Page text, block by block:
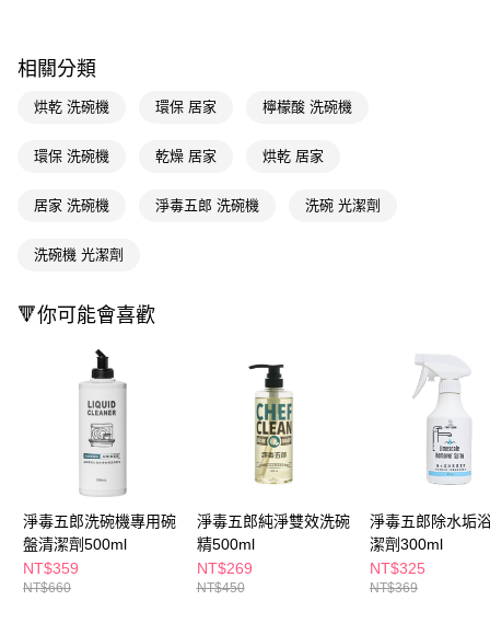
２．便利：只要手機號碼，簡訊認證，即可結帳。
１．於結帳方式選擇「AFTEE先享後付」後，將跳轉至「AFTEE先享後付」
３．收到繳費通知簡訊後14天內，點擊此簡訊中的連結，可透過四大超商／
※ 請注意：結帳手續完成當下不需立刻繳費，但若您需要取消訂單，請聯絡
※ 交易是否成功請以「AFTEE先享後付 」之結帳頁面顯示為準，若有關於
是否繳費成功／繳費後需取消欲退款等相關疑問，請聯繫「AFTEE先享後付
客戶支援中心」
【注意事項】
１．透過由恩沛科技股份有限公司提供之「AFTEE先享後付」服務完成之交
易，需依本服務之必要範圍內提供個人資料，並將交易相關給付款項請求債
權轉讓予恩沛科技股份有限公司。
２．關於個人資料處理事宜，請瀏覽以下網址：
https://aftee.tw/terms/#terms3
「AFTEE先享後付」，若未經同意申辦者引起之損失，本公司不負相關責
任。
４．使用「AFTEE先享後付」時，將依據個別帳號之用戶狀況，依本公司即
時審查核予不同之上限額度；若仍有額度不足之情形，本公司將視審查結果
運送方式
全家取貨付款
付款後全家取貨
每筆NT$65，滿NT$390(含以上)免運費
每筆NT$65，滿NT$490(含以上)免運費
付款後萊爾富取貨
7-11取貨付款
每筆NT$65，滿NT$490(含以上)免運費
付款後7-11取貨
每筆NT$65，滿NT$490(含以上)免運費
宅配(本島)
每筆NT$100，滿NT$790(含以上)免運費
付款後寶雅門市自取(由倉庫統一出貨)
相關分類
烘乾 洗碗機 環保 居家 檸檬酸 洗碗機
環保 洗碗機 乾燥 居家 烘乾 居家
居家 洗碗機 淨毒五郎 洗碗機 洗碗 光潔劑
洗碗機 光潔劑
🔻你可能會喜歡
淨毒五郎洗碗機專用碗
盤清潔劑500ml
NT$359
NT$660
淨毒五郎純淨雙效洗碗
精500ml
NT$269
NT$450
淨毒五郎除水垢
潔劑300ml
NT$325
NT$369